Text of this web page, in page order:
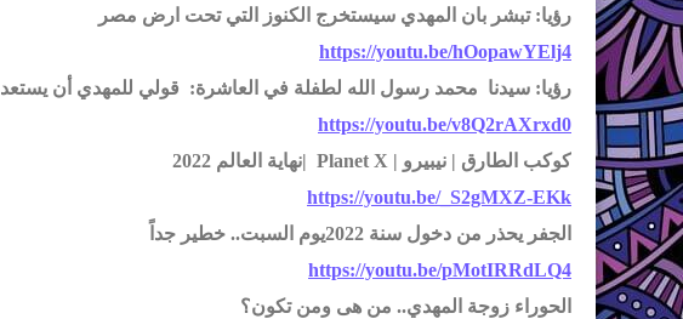
رؤيا: تبشر بان المهدي سيستخرج الكنوز التي تحت ارض مصر
https://youtu.be/hOopawYElj4
رؤيا: سيدنا محمد رسول الله لطفلة في العاشرة: قولي للمهدي أن يستعد
https://youtu.be/v8Q2rAXrxd0
كوكب الطارق | نيبيرو | Planet X |نهاية العالم 2022
https://youtu.be/_S2gMXZ-EKk
الجفر يحذر من دخول سنة 2022يوم السبت.. خطير جداً
https://youtu.be/pMotIRRdLQ4
الحوراء زوجة المهدي.. من هى ومن تكون؟